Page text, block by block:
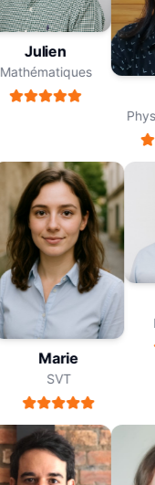
Julien
Mathématiques
Marie
SVT